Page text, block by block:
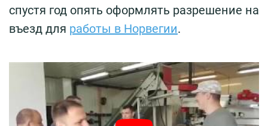
спустя год опять оформлять разрешение на
въезд для работы в Норвегии.